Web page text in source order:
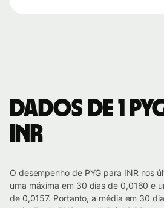
Dados de 1
INR
O desempenho de PYG para INR nos
uma máxima em 30 dias de 0,0160 e
de 0,0157. Portanto, a média em 30